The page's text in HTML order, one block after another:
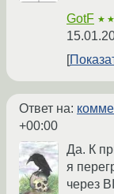
GotF
Ответ на:
+00:00
Да. К
я
через